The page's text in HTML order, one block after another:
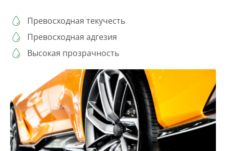
Превосходная текучесть
Превосходная адгезия
Высокая прозрачность